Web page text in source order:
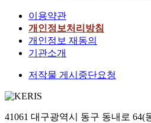
이용약관
개인정보처리방침
개인정보 재동의
기관소개
저작물 게시중단요청
41061 대구광역시 동구 동내로 64(